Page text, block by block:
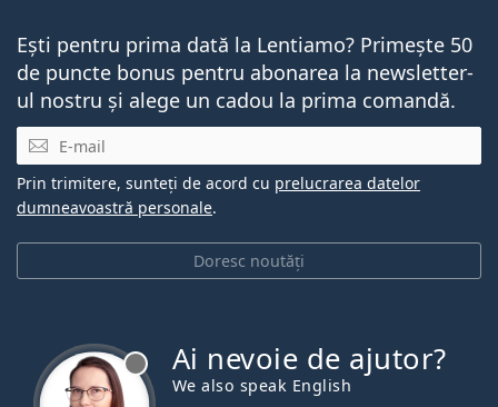
Ești pentru prima dată la Lentiamo? Primește 50
de puncte bonus pentru abonarea la newsletter-
ul nostru și alege un cadou la prima comandă.
E-mail
Doresc noutăți
Prin trimitere, sunteți de acord cu prelucrarea datelor
dumneavoastră personale.
Ai nevoie de ajutor?
We also speak English